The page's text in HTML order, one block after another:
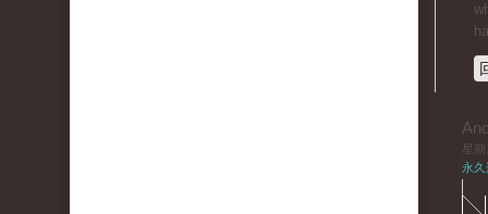
星
永久